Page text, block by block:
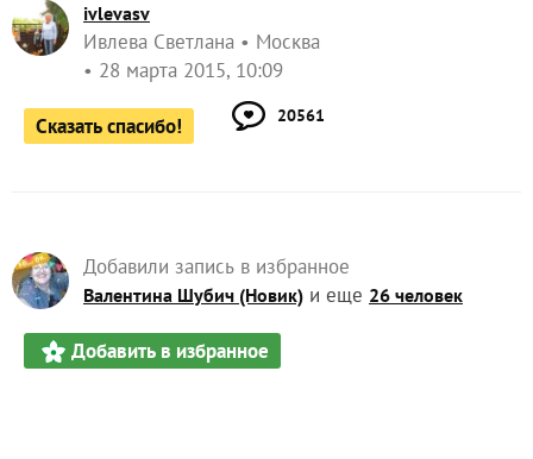
ivlevasv
Ивлева Светлана
Москва
28 марта 2015, 10:09
Сказать спасибо! 20561
Добавили запись в избранное
Валентина Шубич (Новик) и еще 26 человек
Добавить в избранное